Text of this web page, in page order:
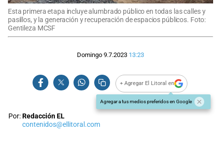
Esta primera etapa incluye alumbrado público en todas las calles y
pasillos, y la generación y recuperación de espacios públicos. Foto:
Gentileza MCSF
Domingo 9.7.2023 13:23
+ Agregar El Litoral en
Agregar a tus medios preferidos en Google
Por:Redacción EL
contenidos@ellitoral.com